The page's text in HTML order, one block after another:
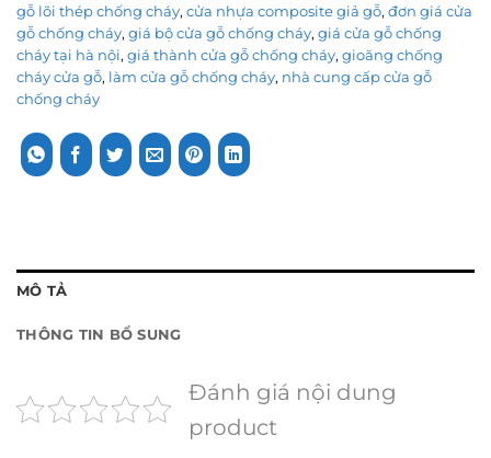
gỗ lõi thép chống cháy, cửa nhựa composite giả gỗ, đơn giá cửa
gỗ chống cháy, giá bộ cửa gỗ chống cháy, giá cửa gỗ chống
cháy tại hà nội, giá thành cửa gỗ chống cháy, gioăng chống
cháy cửa gỗ, làm cửa gỗ chống cháy, nhà cung cấp cửa gỗ
chống cháy
MÔ TẢ
THÔNG TIN BỔ SUNG
Đánh giá nội dung
product